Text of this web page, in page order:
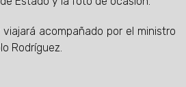
acompañado por el ministro
Rodríguez.